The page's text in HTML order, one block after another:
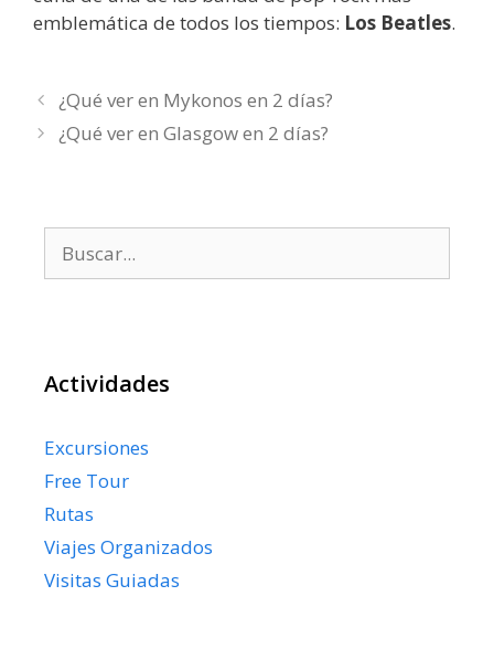
emblemática de todos los tiempos: Los Beatles.
¿Qué ver en Mykonos en 2 días?
¿Qué ver en Glasgow en 2 días?
Actividades
Excursiones
Free Tour
Rutas
Viajes Organizados
Visitas Guiadas